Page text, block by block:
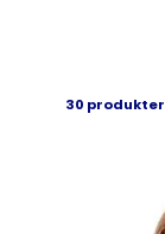
30 produkter